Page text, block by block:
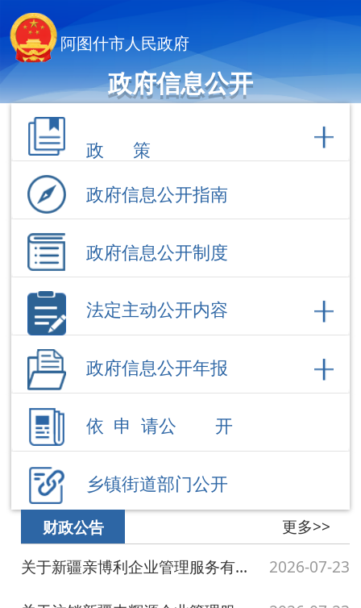
阿图什市人民政府
政府信息公开
政府信息公开指南
政府信息公开制度
法定主动公开内容
政府信息公开年报
依 申 请公 开
财政公告
关于新疆亲博利企业管理服务有限公司许可证 名称变更的公示
2026-07-23
关于注销新疆丰辉源企业管理服务有限公司阿 图什市分公司代理记账资格的公示 2026-07-23
阿图什市代理记账机构2026年备案信息公示 2026-07-23